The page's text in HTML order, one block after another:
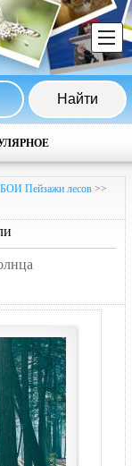
Пейзажи лесов >>